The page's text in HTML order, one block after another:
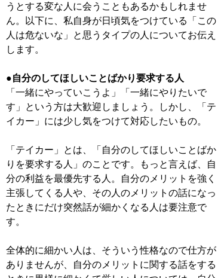
うとする変な人に会うこともあるかもしれませ
ん。以下に、私自身が日頃気をつけている「この
人は危ないな」と思うタイプの人についてお伝え
します。
●自分のしてほしいことばかり要求する人
「一緒にやっていこうよ」「一緒にやりたいで
す」という方は大歓迎しましょう。しかし、「テ
イカー」には少し気をつけて対応したいもの。
「テイカー」とは、「自分のしてほしいことばか
りを要求する人」のことです。もっと言えば、自
分の利益を最優先する人。自分のメリットを強く
主張してくる人や、その人のメリットの話になっ
たときにだけ突然話が細かくなる人は要注意で
す。
全体的に細かい人は、そういう性格なので仕方が
ありませんが、自分のメリットに関する話をする